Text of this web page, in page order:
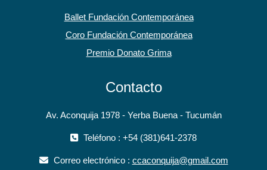
Ballet Fundación Contemporánea
Coro Fundación Contemporánea
Premio Donato Grima
Contacto
Av. Aconquija 1978 - Yerba Buena - Tucumán
Teléfono : +54 (381)641-2378
Correo electrónico : ccaconquija@gmail.com